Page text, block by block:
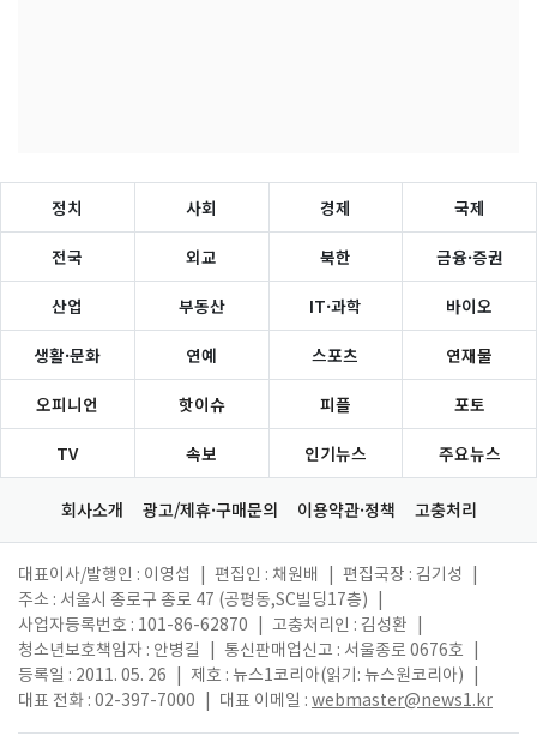
정치 사회 경제 국제
전국 외교 북한 금융·증권
산업 부동산 IT·과학 바이오
생활·문화 연예 스포츠 연재물
오피니언 핫이슈 피플 포토
TV 속보 인기뉴스 주요뉴스
회사소개 광고/제휴·구매문의 이용약관·정책 고충처리
대표이사/발행인 : 이영섭 편집인 : 채원배 편집국장 : 김기성
주소 : 서울시 종로구 종로 47 (공평동,SC빌딩17층)
사업자등록번호 : 101-86-62870
고충처리인 : 김성환
청소년보호책임자 : 안병길
통신판매업신고 : 서울종로 0676호
등록일 : 2011. 05. 26
제호 : 뉴스1코리아(읽기: 뉴스원코리아)
대표 전화 : 02-397-7000
대표 이메일 : webmaster@news1.kr